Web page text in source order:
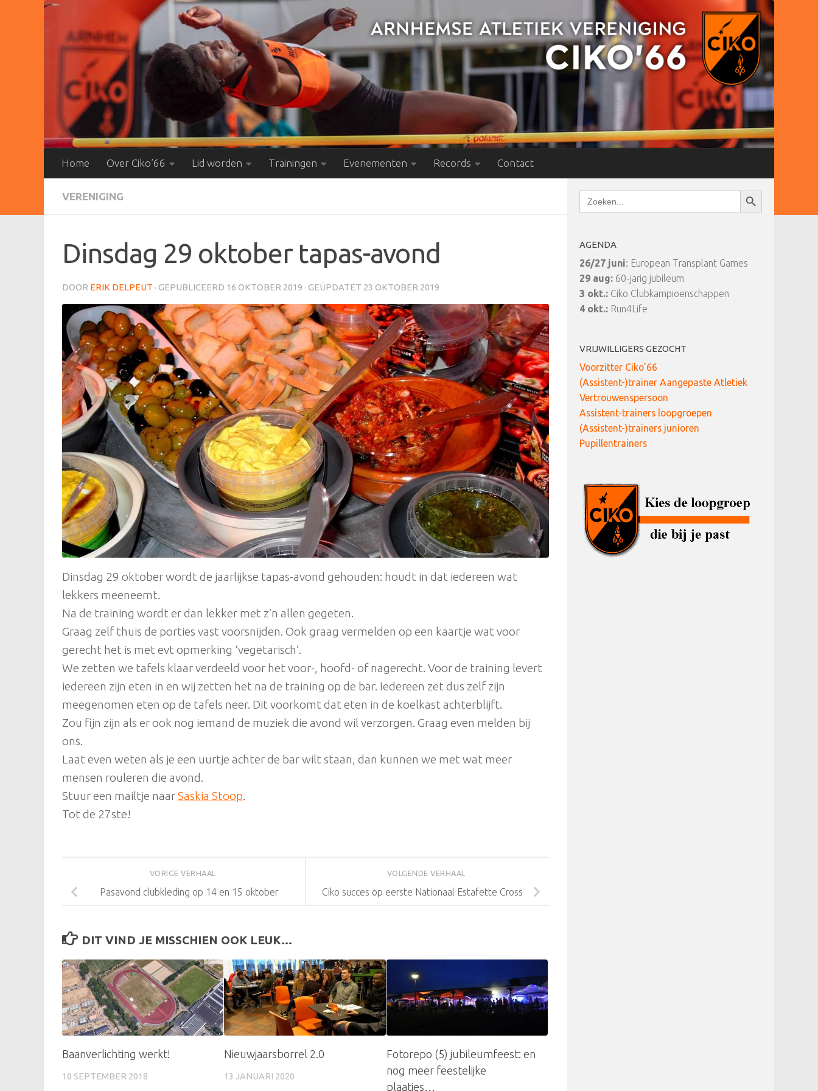
Doorgaan naar inhoud
Home Over Ciko’66 Lid worden Trainingen Evenementen Records Contact
VERENIGING
Dinsdag 29 oktober tapas-avond
DOOR ERIK DELPEUT · GEPUBLICEERD 16 OKTOBER 2019 · GEÜPDATET 23 OKTOBER 2019
Dinsdag 29 oktober wordt de jaarlijkse tapas-avond gehouden: houdt in dat iedereen wat
lekkers meeneemt.
Na de training wordt er dan lekker met z’n allen gegeten.
Graag zelf thuis de porties vast voorsnijden. Ook graag vermelden op een kaartje wat voor
gerecht het is met evt opmerking ‘vegetarisch’.
We zetten we tafels klaar verdeeld voor het voor-, hoofd- of nagerecht. Voor de training levert
iedereen zijn eten in en wij zetten het na de training op de bar. Iedereen zet dus zelf zijn
meegenomen eten op de tafels neer. Dit voorkomt dat eten in de koelkast achterblijft.
Zou fijn zijn als er ook nog iemand de muziek die avond wil verzorgen. Graag even melden bij
ons.
Laat even weten als je een uurtje achter de bar wilt staan, dan kunnen we met wat meer
mensen rouleren die avond.
Stuur een mailtje naarSaskia Stoop.
Tot de 27ste!
VOLGENDE VERHAAL
Ciko succes op eerste Nationaal Estafette Cross
VORIGE VERHAAL
Pasavond clubkleding op 14 en 15 oktober
DIT VIND JE MISSCHIEN OOK LEUK...
Baanverlichting werkt!
10 SEPTEMBER 2018
Nieuwjaarsborrel 2.0
13 JANUARI 2020
Fotorepo (5) jubileumfeest: en
nog meer feestelijke
plaatjes…
Zoek
naar:
Zoekknop
AGENDA
26/27 juni: European Transplant Games
29 aug: 60-jarig jubileum
3 okt.: Ciko Clubkampioenschappen
4 okt.: Run4Life
VRIJWILLIGERS GEZOCHT
Voorzitter Ciko’66
(Assistent-)trainer Aangepaste Atletiek
Vertrouwenspersoon
Assistent-trainers loopgroepen
(Assistent-)trainers junioren
Pupillentrainers